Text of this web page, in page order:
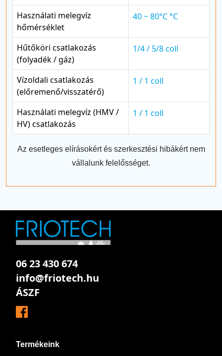
Használati melegvíz
hőmérséklet
40 ~ 80°C °C
Hűtőköri csatlakozás
(folyadék / gáz)
1/4 / 5/8 coll
Vízoldali csatlakozás
(előremenő/visszatérő)
1 / 1 coll
Használati melegvíz (HMV /
HV) csatlakozás
1 / 1 coll
Az esetleges elírásokért és szerkesztési hibákért nem
vállalunk felelősséget.
06 23 430 674
info@friotech.hu
ÁSZF
Termékeink